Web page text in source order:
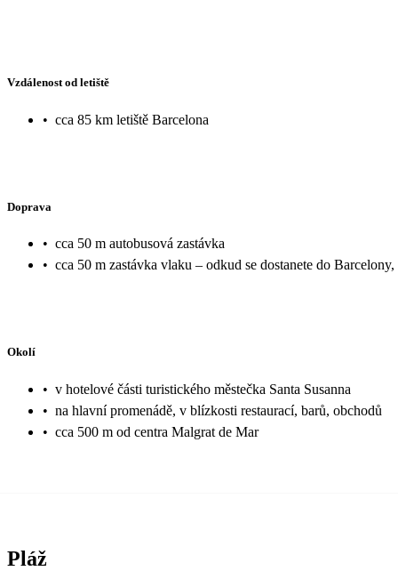
Vzdálenost od letiště
• cca 85 km letiště Barcelona
Doprava
• cca 50 m autobusová zastávka
• cca 50 m zastávka vlaku – odkud se dostanete do
Okolí
• v hotelové části turistického městečka Santa Susanna
• na hlavní promenádě, v blízkosti restaurací, barů, obchodů
• cca 500 m od centra Malgrat de Mar
Pláž